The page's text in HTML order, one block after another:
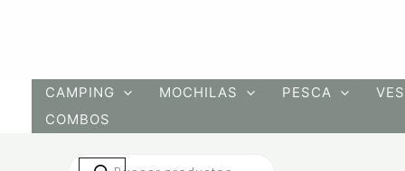
CAMPING MOCHILAS PESCA
COMBOS
Búsqueda